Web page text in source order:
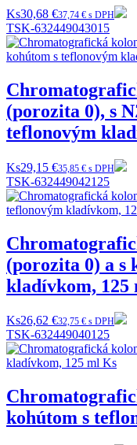
Ks30,68 €37,74 € s DPH
TSK-632449043015
(porozita 0), s
teflonovým
Ks29,15 €35,85 € s DPH
TSK-632449042125
(porozita 0) a s
kladívkom, 125
Ks26,62 €32,75 € s DPH
TSK-632449040125
kohútom s